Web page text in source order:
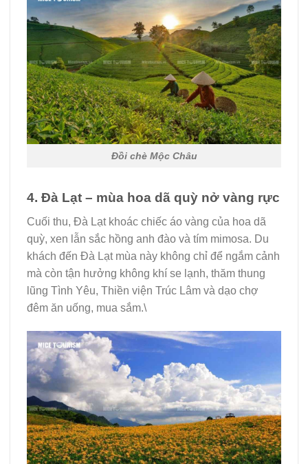
Đồi chè Mộc Châu
4. Đà Lạt – mùa hoa dã quỳ nở vàng rực
Cuối thu, Đà Lạt khoác chiếc áo vàng của hoa dã
quỳ, xen lẫn sắc hồng anh đào và tím mimosa. Du
khách đến Đà Lạt mùa này không chỉ để ngắm cảnh
mà còn tận hưởng không khí se lạnh, thăm thung
lũng Tình Yêu, Thiền viện Trúc Lâm và dạo chợ
đêm ăn uống, mua sắm.\